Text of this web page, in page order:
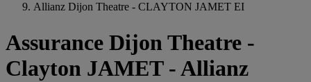
Allianz Dijon Theatre - CLAYTON JAMET EI
Assurance Dijon Theatre -
Clayton JAMET - Allianz